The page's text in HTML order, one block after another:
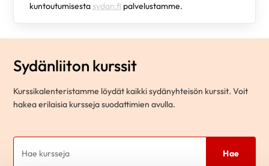
kuntoutumisesta sydan.fi palvelustamme.
Sydänliiton kurssit
Kurssikalenteristamme löydät kaikki sydänyhteisön kurssit. Voit
hakea erilaisia kursseja suodattimien avulla.
Hae